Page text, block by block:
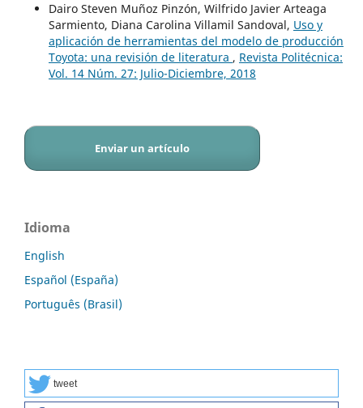
Dairo Steven Muñoz Pinzón, Wilfrido Javier Arteaga
Sarmiento, Diana Carolina Villamil Sandoval, Uso y
aplicación de herramientas del modelo de producción
Toyota: una revisión de literatura , Revista Politécnica:
Vol. 14 Núm. 27: Julio-Diciembre, 2018
Enviar un artículo
Idioma
English
Español (España)
Português (Brasil)
tweet